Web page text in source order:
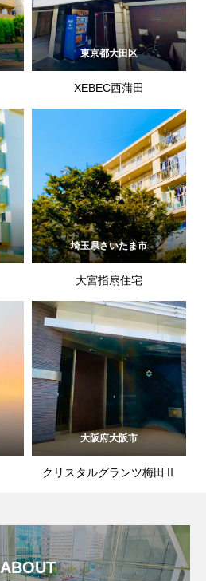
東京都大田区
XEBEC西蒲田
埼玉県さいたま市
大宮指扇住宅
大阪府大阪市
クリスタルグランツ梅田Ⅱ
ABOUT